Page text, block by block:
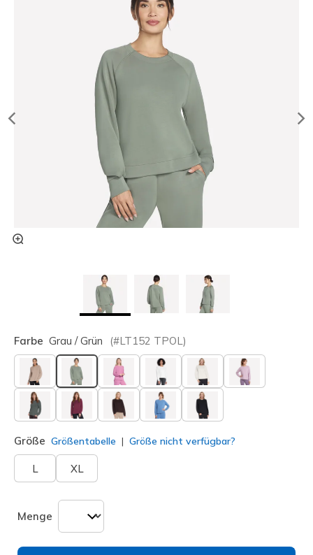
Farbe Grau / Grün (#LT152 TPOL)
ausgewählt
Größe Größentabelle Größe nicht verfügbar?
L XL
Menge